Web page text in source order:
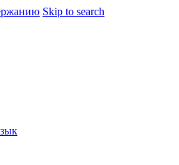
Skip to search